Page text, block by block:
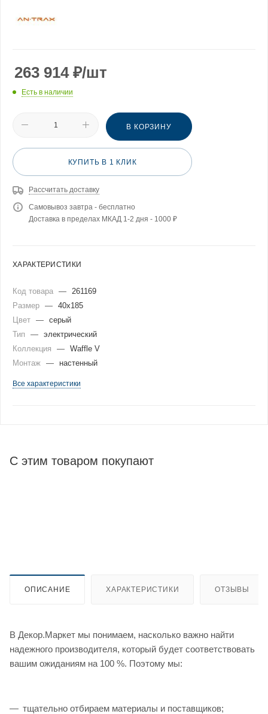
263 914₽/шт
Есть в наличии
В КОРЗИНУ
КУПИТЬ В 1 КЛИК
Рассчитать доставку
Самовывоз завтра - бесплатно
Доставка в пределах МКАД 1-2 дня - 1000 ₽
ХАРАКТЕРИСТИКИ
Код товара —
261169
Размер — 40x185
Цвет — серый
Тип
— электрический
Коллекция
— Waffle V
Монтаж — настенный
Все характеристики
С этим товаром покупают
ОПИСАНИЕ ХАРАКТЕРИСТИКИ ОТЗЫВЫ
В Декор.Маркет мы понимаем, насколько важно найти
надежного производителя, который будет соответствовать
вашим ожиданиям на 100 %. Поэтому мы:
тщательно отбираем материалы и поставщиков;